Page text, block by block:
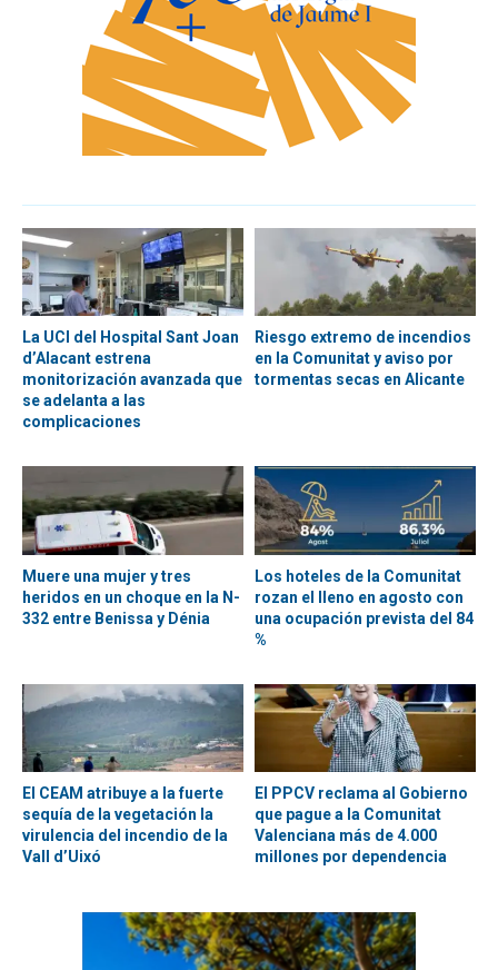
La UCI del Hospital Sant Joan
d’Alacant estrena
monitorización avanzada que
se adelanta a las
complicaciones
Riesgo extremo de incendios
en la Comunitat y aviso por
tormentas secas en Alicante
Muere una mujer y tres
heridos en un choque en la N-
332 entre Benissa y Dénia
Los hoteles de la Comunitat
rozan el lleno en agosto con
una ocupación prevista del 84
%
El CEAM atribuye a la fuerte
sequía de la vegetación la
virulencia del incendio de la
Vall d’Uixó
El PPCV reclama al Gobierno
que pague a la Comunitat
Valenciana más de 4.000
millones por dependencia